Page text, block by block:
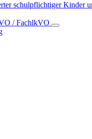
schulpflichtiger Kinder
/ FachlkVO